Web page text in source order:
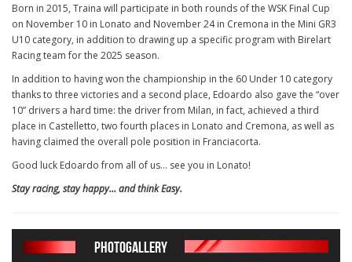
Born in 2015, Traina will participate in both rounds of the WSK Final Cup
on November 10 in Lonato and November 24 in Cremona in the Mini GR3
U10 category, in addition to drawing up a specific program with Birelart
Racing team for the 2025 season.
In addition to having won the championship in the 60 Under 10 category
thanks to three victories and a second place, Edoardo also gave the “over
10” drivers a hard time: the driver from Milan, in fact, achieved a third
place in Castelletto, two fourth places in Lonato and Cremona, as well as
having claimed the overall pole position in Franciacorta.
Good luck Edoardo from all of us… see you in Lonato!
Stay racing, stay happy… and think Easy.
PHOTOGALLERY